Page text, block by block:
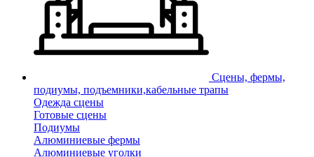
Сцены, фермы,
подиумы, подъемники,кабельные трапы
Одежда сцены
Готовые сцены
Подиумы
Алюминиевые фермы
Алюминиевые уголки